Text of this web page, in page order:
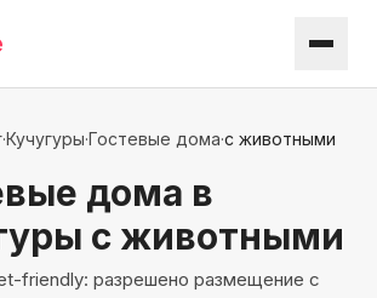
·Кучугуры·Гостевые дома·с животными
дома в
с животными
friendly: разрешено размещение с